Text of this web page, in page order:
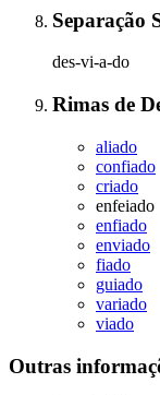
Separação
des-vi-a-do
Rimas de
aliado
confiado
criado
enfeiado
enfiado
enviado
fiado
guiado
variado
viado
Outras